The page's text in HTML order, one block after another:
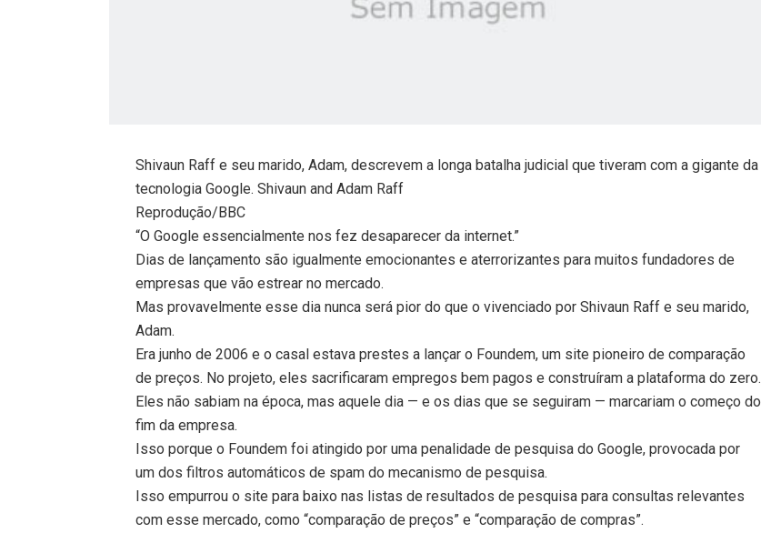
Shivaun Raff e seu marido, Adam, descrevem a longa batalha judicial que tiveram com a gigante da
tecnologia Google. Shivaun and Adam Raff
Reprodução/BBC
“O Google essencialmente nos fez desaparecer da internet.”
Dias de lançamento são igualmente emocionantes e aterrorizantes para muitos fundadores de
empresas que vão estrear no mercado.
Mas provavelmente esse dia nunca será pior do que o vivenciado por Shivaun Raff e seu marido,
Adam.
Era junho de 2006 e o casal estava prestes a lançar o Foundem, um ​​site pioneiro de comparação
de preços. No projeto, eles sacrificaram empregos bem pagos e construíram a plataforma do zero.
Eles não sabiam na época, mas aquele dia — e os dias que se seguiram — marcariam o começo do
fim da empresa.
Isso porque o Foundem foi atingido por uma penalidade de pesquisa do Google, provocada por
um dos filtros automáticos de spam do mecanismo de pesquisa.
Isso empurrou o site para baixo nas listas de resultados de pesquisa para consultas relevantes
com esse mercado, como “comparação de preços” e “comparação de compras”.